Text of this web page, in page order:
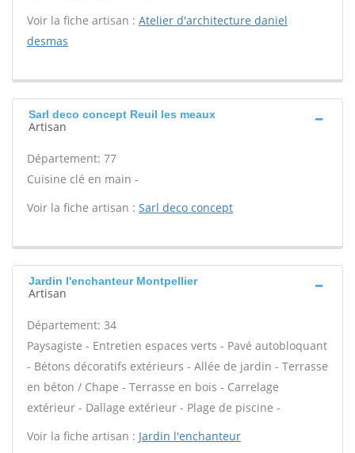
Voir la fiche artisan : Atelier d'architecture daniel
desmas
Sarl deco concept Reuil les meaux
Artisan
Département: 77
Cuisine clé en main -
Voir la fiche artisan : Sarl deco concept
Jardin l'enchanteur Montpellier
Artisan
Département: 34
Paysagiste - Entretien espaces verts - Pavé autobloquant
- Bétons décoratifs extérieurs - Allée de jardin - Terrasse
en béton / Chape - Terrasse en bois - Carrelage
extérieur - Dallage extérieur - Plage de piscine -
Voir la fiche artisan : Jardin l'enchanteur